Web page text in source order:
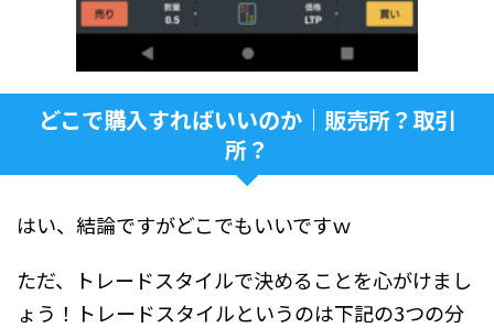
どこで購入すればいいのか｜販売所？取引
所？
はい、結論ですがどこでもいいですｗ
ただ、トレードスタイルで決めることを心がけまし
ょう！トレードスタイルというのは下記の3つの分